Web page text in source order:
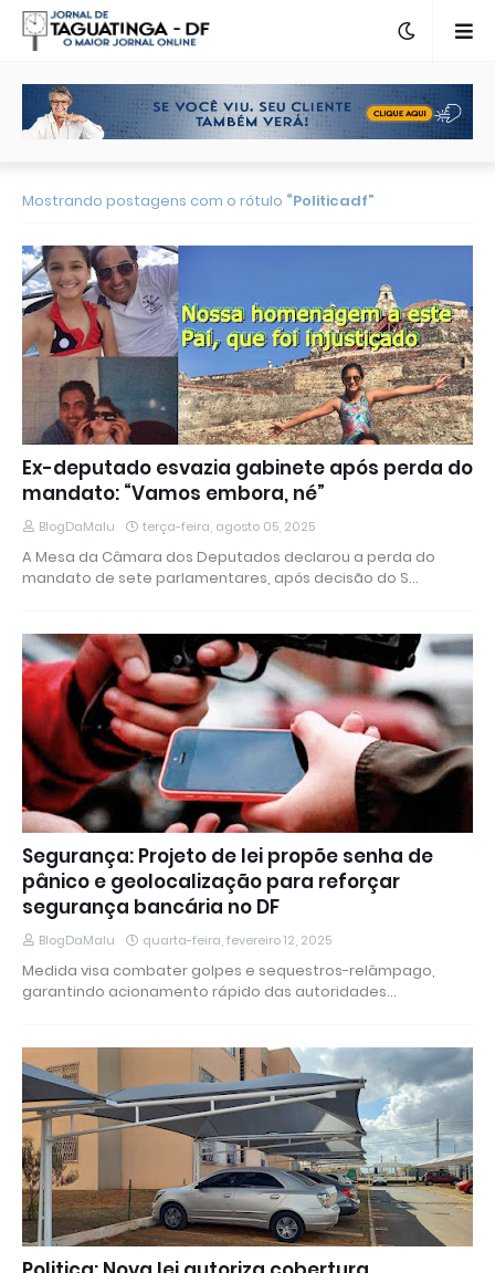
Mostrando postagens com o rótulo Politicadf
Ex-deputado esvazia gabinete após perda do
mandato: “Vamos embora, né”
BlogDaMalu terça-feira, agosto 05, 2025
A Mesa da Câmara dos Deputados declarou a perda do
mandato de sete parlamentares, após decisão do S…
Segurança: Projeto de lei propõe senha de
pânico e geolocalização para reforçar
segurança bancária no DF
BlogDaMalu quarta-feira, fevereiro 12, 2025
Medida visa combater golpes e sequestros-relâmpago,
garantindo acionamento rápido das autoridades…